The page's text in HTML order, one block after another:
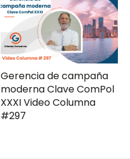
Gerencia de campaña
moderna Clave ComPol
XXXI Video Columna
#297